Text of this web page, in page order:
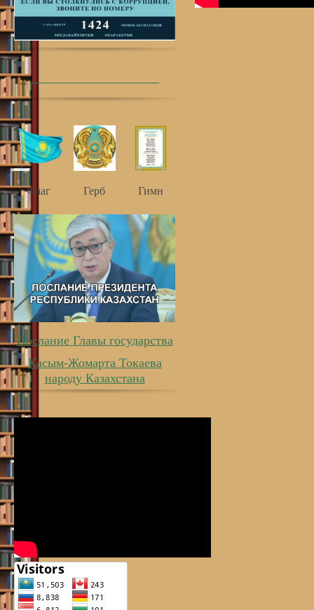
Флаг Герб Гимн
Послание Главы государства
Касым-Жомарта Токаева
народу Казахстана